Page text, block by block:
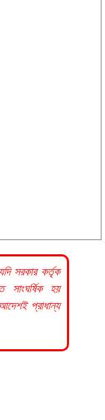
সরকারকর্তৃক
হয়
প্রাধান্য